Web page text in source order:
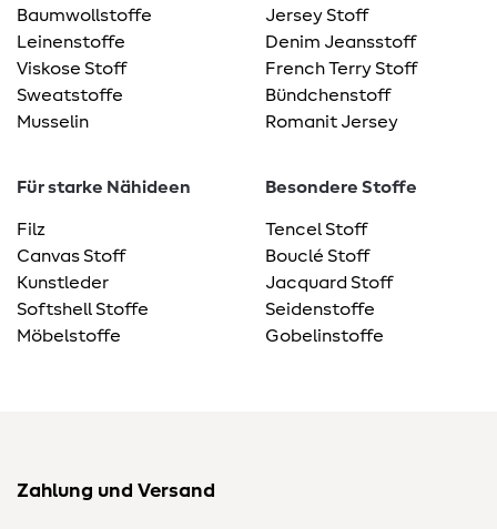
Baumwollstoffe
Leinenstoffe
Viskose Stoff
Sweatstoffe
Musselin
Jersey Stoff
Denim Jeansstoff
French Terry Stoff
Bündchenstoff
Romanit Jersey
Für starke Nähideen
Filz
Canvas Stoff
Kunstleder
Softshell Stoffe
Möbelstoffe
Besondere Stoffe
Tencel Stoff
Bouclé Stoff
Jacquard Stoff
Seidenstoffe
Gobelinstoffe
Zahlung und Versand